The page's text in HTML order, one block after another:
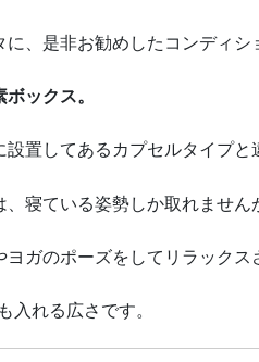
に、是非お勧めしたコンディシ
ックス。
設置してあるカプセルタイプと
、寝ている姿勢しか取れませ
ヨガのポーズをしてリラックス
入れる広さです。